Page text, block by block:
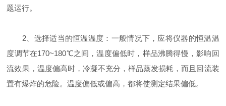
题运行。
2、选择适当的恒温温度：一般情况下，应将仪器的恒温温
度调节在170~180℃之间，温度偏低时，样品沸腾得慢，影响回
流效果，温度偏高时，冷凝不充分，样品蒸发损耗，而且回流装
置有爆炸的危险。温度偏低或偏高，都将使测定结果偏低。